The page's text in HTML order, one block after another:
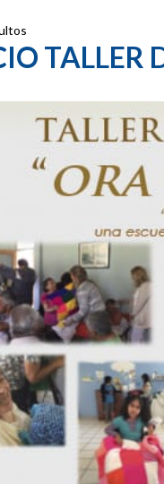
TALLER